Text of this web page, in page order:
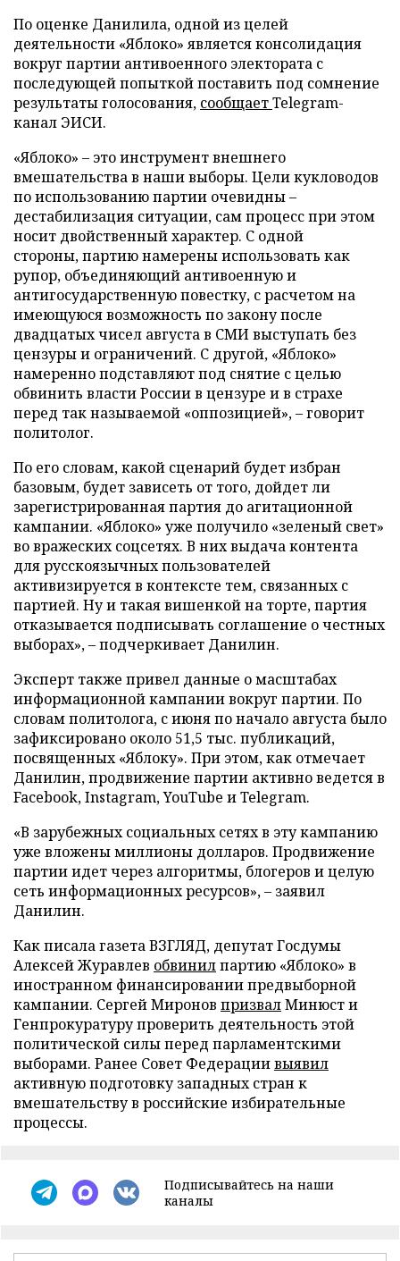
По оценке Данилила, одной из целей
деятельности «Яблоко» является консолидация
вокруг партии антивоенного электората с
последующей попыткой поставить под сомнение
результаты голосования, сообщаетTelegram-
канал ЭИСИ.
«Яблоко» – это инструмент внешнего
вмешательства в наши выборы. Цели кукловодов
по использованию партии очевидны –
дестабилизация ситуации, сам процесс при этом
носит двойственный характер. С одной
стороны, партию намерены использовать как
рупор, объединяющий антивоенную и
антигосударственную повестку, с расчетом на
имеющуюся возможность по закону после
двадцатых чисел августа в СМИ выступать без
цензуры и ограничений. С другой, «Яблоко»
намеренно подставляют под снятие с целью
обвинить власти России в цензуре и в страхе
перед так называемой «оппозицией», – говорит
политолог.
По его словам, какой сценарий будет избран
базовым, будет зависеть от того, дойдет ли
зарегистрированная партия до агитационной
кампании. «Яблоко» уже получило «зеленый свет»
во вражеских соцсетях. В них выдача контента
для русскоязычных пользователей
активизируется в контексте тем, связанных с
партией. Ну и такая вишенкой на торте, партия
отказывается подписывать соглашение о честных
выборах», – подчеркивает Данилин.
Эксперт также привел данные о масштабах
информационной кампании вокруг партии. По
словам политолога, с июня по начало августа было
зафиксировано около 51,5 тыс. публикаций,
посвященных «Яблоку». При этом, как отмечает
Данилин, продвижение партии активно ведется в
Facebook, Instagram, YouTube и Telegram.
«В зарубежных социальных сетях в эту кампанию
уже вложены миллионы долларов. Продвижение
партии идет через алгоритмы, блогеров и целую
сеть информационных ресурсов», – заявил
Данилин.
Как писала газета ВЗГЛЯД, депутат Госдумы
Алексей Журавлев обвинилпартию «Яблоко» в
иностранном финансировании предвыборной
кампании. Сергей Миронов призвалМинюст и
Генпрокуратуру проверить деятельность этой
политической силы перед парламентскими
выборами. Ранее Совет Федерациивыявил
активную подготовку западных стран к
вмешательству в российские избирательные
процессы.
Подписывайтесь на наши
каналы